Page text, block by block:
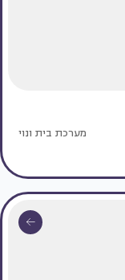
מערכת בית ונוי